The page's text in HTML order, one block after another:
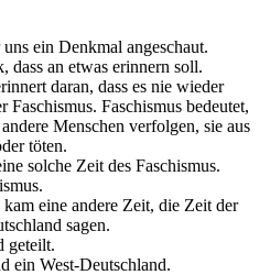
ein Denkmal angeschaut.
an etwas erinnern soll.
daran, dass es nie wieder
Faschismus bedeutet,
Menschen verfolgen, sie aus
töten.
solche Zeit des Faschismus.
eine andere Zeit, die Zeit der
sagen.
geteilt.
ein West-Deutschland.